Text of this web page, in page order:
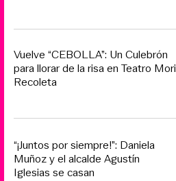
Vuelve “CEBOLLA”: Un Culebrón
para llorar de la risa en Teatro Mori
Recoleta
“¡Juntos por siempre!”: Daniela
Muñoz y el alcalde Agustín
Iglesias se casan